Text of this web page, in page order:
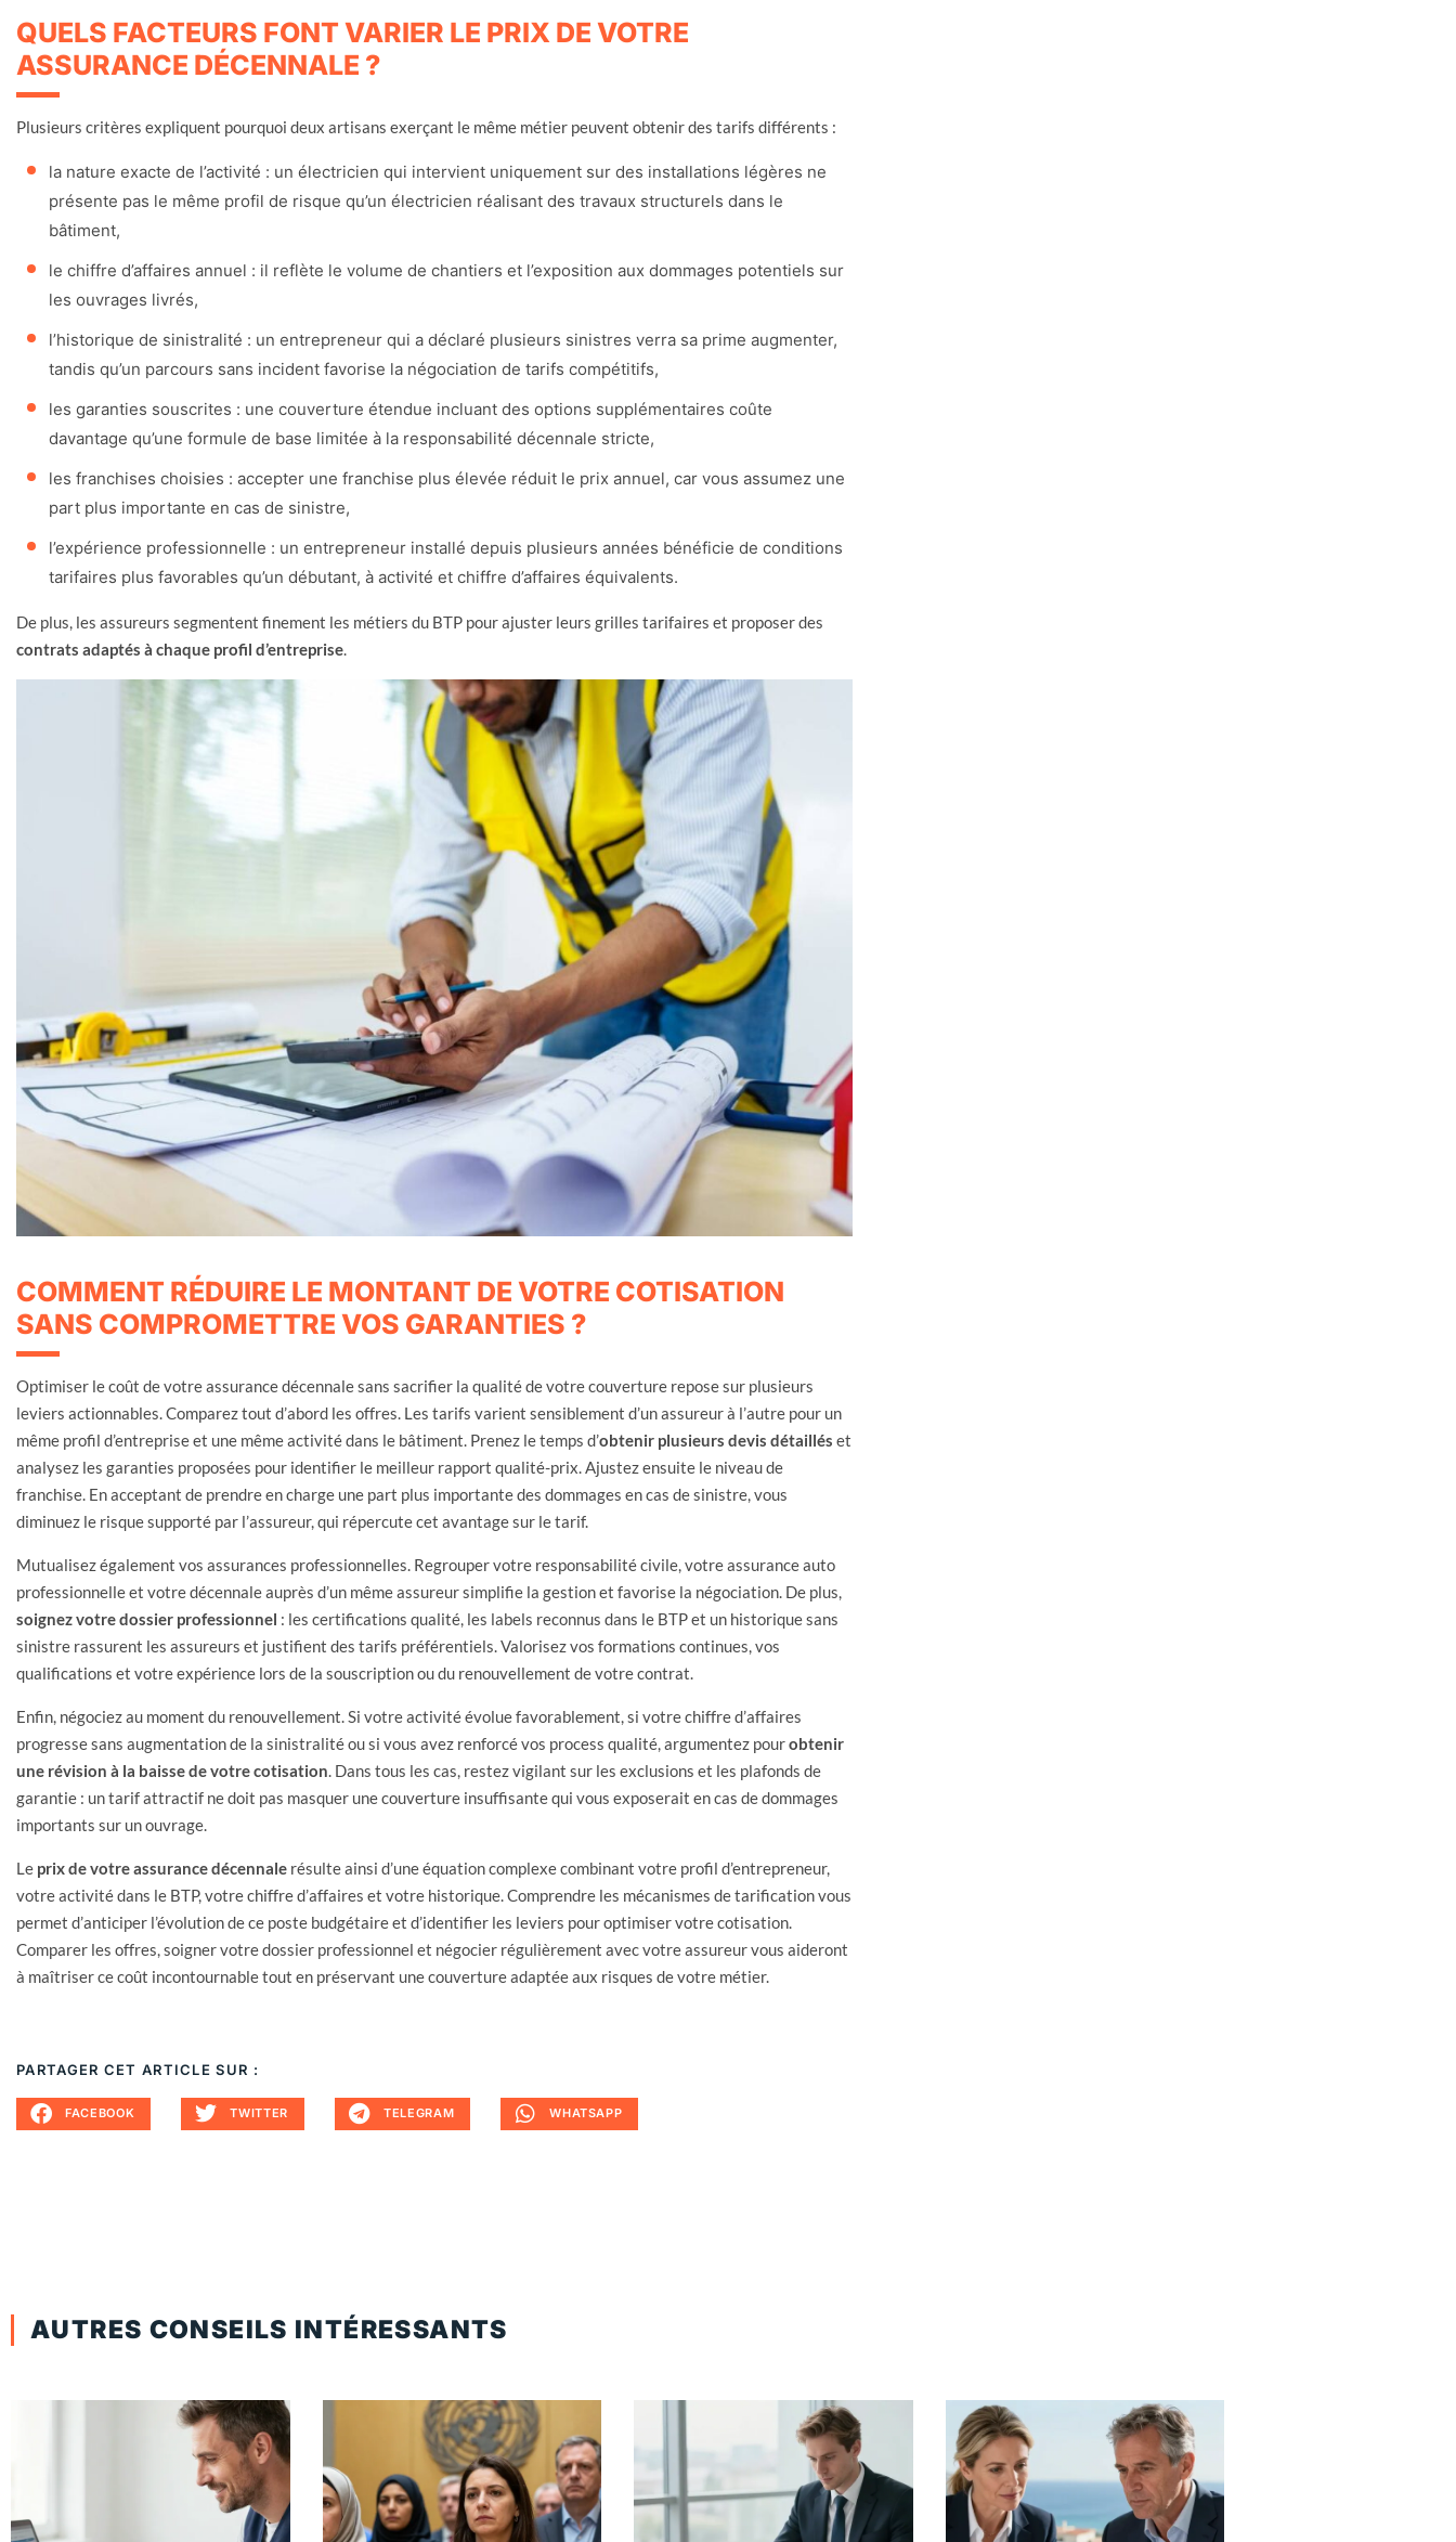
QUELS FACTEURS FONT VARIER LE PRIX DE VOTRE
ASSURANCE DÉCENNALE ?
Plusieurs critères expliquent pourquoi deux artisans exerçant le même métier peuvent obtenir des tarifs différents :
la nature exacte de l’activité : un électricien qui intervient uniquement sur des installations légères ne
présente pas le même profil de risque qu’un électricien réalisant des travaux structurels dans le
bâtiment,
le chiffre d’affaires annuel : il reflète le volume de chantiers et l’exposition aux dommages potentiels sur
les ouvrages livrés,
l’historique de sinistralité : un entrepreneur qui a déclaré plusieurs sinistres verra sa prime augmenter,
tandis qu’un parcours sans incident favorise la négociation de tarifs compétitifs,
les garanties souscrites : une couverture étendue incluant des options supplémentaires coûte
davantage qu’une formule de base limitée à la responsabilité décennale stricte,
les franchises choisies : accepter une franchise plus élevée réduit le prix annuel, car vous assumez une
part plus importante en cas de sinistre,
l’expérience professionnelle : un entrepreneur installé depuis plusieurs années bénéficie de conditions
tarifaires plus favorables qu’un débutant, à activité et chiffre d’affaires équivalents.
De plus, les assureurs segmentent finement les métiers du BTP pour ajuster leurs grilles tarifaires et proposer des
contrats adaptés à chaque profil d’entreprise
COMMENT RÉDUIRE LE MONTANT DE VOTRE COTISATION
SANS COMPROMETTRE VOS GARANTIES ?
Optimiser le coût de votre assurance décennale sans sacrifier la qualité de votre couverture repose sur plusieurs
leviers actionnables. Comparez tout d’abord les offres. Les tarifs varient sensiblement d’un assureur à l’autre pour un
même profil d’entreprise et une même activité dans le bâtiment. Prenez le temps d’obtenir plusieurs devis détaillés et
analysez les garanties proposées pour identifier le meilleur rapport qualité-prix. Ajustez ensuite le niveau de
franchise. En acceptant de prendre en charge une part plus importante des dommages en cas de sinistre, vous
diminuez le risque supporté par l’assureur, qui répercute cet avantage sur le tarif.
Mutualisez également vos assurances professionnelles. Regrouper votre responsabilité civile, votre assurance auto
professionnelle et votre décennale auprès d’un même assureur simplifie la gestion et favorise la négociation. De plus,
soignez votre dossier professionnel : les certifications qualité, les labels reconnus dans le BTP et un historique sans
sinistre rassurent les assureurs et justifient des tarifs préférentiels. Valorisez vos formations continues, vos
qualifications et votre expérience lors de la souscription ou du renouvellement de votre contrat.
Enfin, négociez au moment du renouvellement. Si votre activité évolue favorablement, si votre chiffre d’affaires
progresse sans augmentation de la sinistralité ou si vous avez renforcé vos process qualité, argumentez pourobtenir
une révision à la baisse de votre cotisation . Dans tous les cas, restez vigilant sur les exclusions et les plafonds de
garantie : un tarif attractif ne doit pas masquer une couverture insuffisante qui vous exposerait en cas de dommages
importants sur un ouvrage.
Le prix de votre assurance décennale résulte ainsi d’une équation complexe combinant votre profil d’entrepreneur,
votre activité dans le BTP, votre chiffre d’affaires et votre historique. Comprendre les mécanismes de tarification vous
permet d’anticiper l’évolution de ce poste budgétaire et d’identifier les leviers pour optimiser votre cotisation.
Comparer les offres, soigner votre dossier professionnel et négocier régulièrement avec votre assureur vous aideront
à maîtriser ce coût incontournable tout en préservant une couverture adaptée aux risques de votre métier.
PARTAGER CET ARTICLE SUR :
FACEBOOK TWITTER TELEGRAM WHATSAPP
AUTRES CONSEILS INTÉRESSANTS